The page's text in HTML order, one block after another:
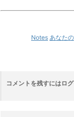
Notes あなた
コメントを残すにはロ